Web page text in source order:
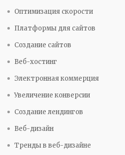
Оптимизация скорости
Платформы для сайтов
Создание сайтов
Веб-хостинг
Электронная коммерция
Увеличение конверсии
Создание лендингов
Веб-дизайн
Тренды в веб-дизайне